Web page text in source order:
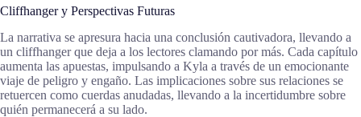
Cliffhanger y Perspectivas Futuras
La narrativa se apresura hacia una conclusión cautivadora, llevando a
un cliffhanger que deja a los lectores clamando por más. Cada capítulo
aumenta las apuestas, impulsando a Kyla a través de un emocionante
viaje de peligro y engaño. Las implicaciones sobre sus relaciones se
retuercen como cuerdas anudadas, llevando a la incertidumbre sobre
quién permanecerá a su lado.